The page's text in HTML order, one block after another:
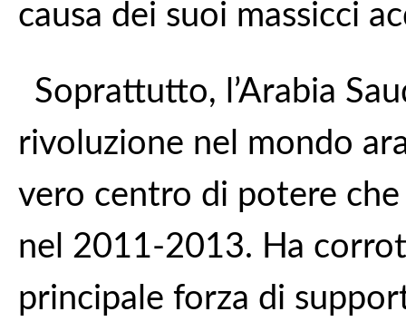
causa dei suoi massicci
Soprattutto, l’Arabia
rivoluzione nel mondo
vero centro di potere
nel 2011-2013. Ha
principale forza di